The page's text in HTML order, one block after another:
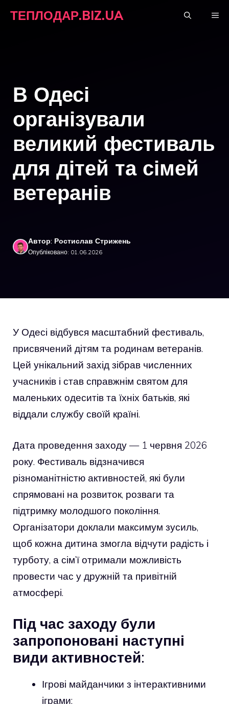
ТЕПЛОДАР.BIZ.UA
В Одесі
організували
великий фестиваль
для дітей та сімей
ветеранів
Автор: Ростислав Стрижень
Опубліковано: 01.06.2026
У Одесі відбувся масштабний фестиваль,
присвячений дітям та родинам ветеранів.
Цей унікальний захід зібрав численних
учасників і став справжнім святом для
маленьких одеситів та їхніх батьків, які
віддали службу своїй країні.
Дата проведення заходу — 1 червня 2026
року. Фестиваль відзначився
різноманітністю активностей, які були
спрямовані на розвиток, розваги та
підтримку молодшого покоління.
Організатори доклали максимум зусиль,
щоб кожна дитина змогла відчути радість і
турботу, а сім’ї отримали можливість
провести час у дружній та привітній
атмосфері.
Під час заходу були
запропоновані наступні
види активностей:
Ігрові майданчики з інтерактивними
іграми;